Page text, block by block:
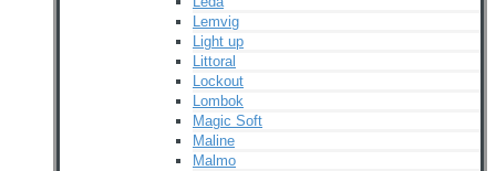
Lemvig
Light up
Littoral
Lockout
Lombok
Magic Soft
Maline
Malmo